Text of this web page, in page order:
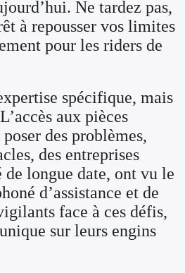
Ne tardez pas,
à repousser vos limites
pour les riders de
spécifique, mais
aux pièces
des problèmes,
des entreprises
de longue date, ont vu le
d’assistance et de
face à ces défis,
sur leurs engins